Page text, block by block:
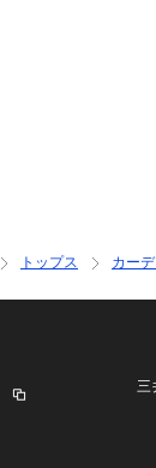
トップス カー
三